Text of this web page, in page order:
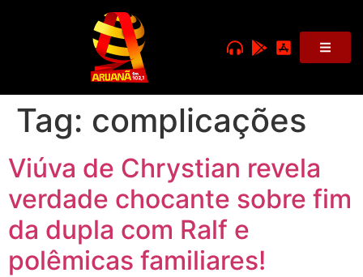
Tag: complicações
Viúva de Chrystian revela
verdade chocante sobre fim
da dupla com Ralf e
polêmicas familiares!